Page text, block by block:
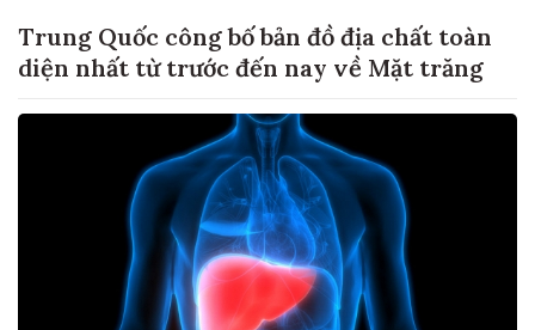
Trung Quốc công bố bản đồ địa chất toàn
diện nhất từ trước đến nay về Mặt trăng